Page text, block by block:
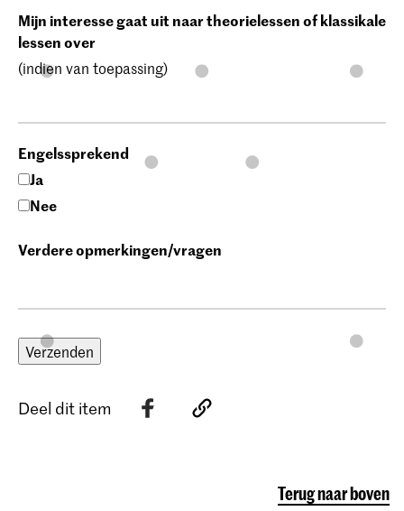
Mijn interesse gaat uit naar theorielessen of klassikale
lessen over
(indien van toepassing)
Engelssprekend
Ja
Nee
Verdere opmerkingen/vragen
Verzenden
Deel dit item
Terug naar boven